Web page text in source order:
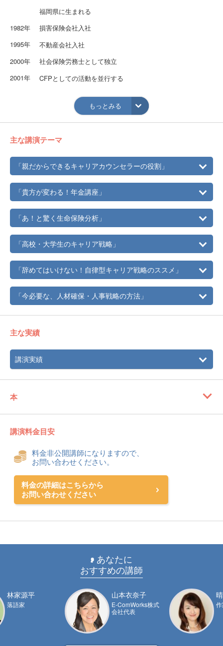
福岡県に生まれる
1982年
損害保険会社入社
1995年
不動産会社入社
2000年
社会保険労務士として独立
2001年
CFPとしての活動を並行する
CDAとしての活動も並行する
もっとみる
主な講演テーマ
「親だからできるキャリアカウンセラーの役割」
「貴方が変わる！年金講座」
「あ！と驚く生命保険分析」
「高校・大学生のキャリア戦略」
「辞めてはいけない！自律型キャリア戦略のススメ」
「今必要な、人材確保・人事戦略の方法」
主な実績
講演実績
本
講演料金目安
料金非公開講師になりますので、
お問い合わせください。
料金の詳細はこちらから
お問い合わせください
あなたに
おすすめの講師
林家源平
落語家
山本衣奈子
E-ComWorks株式
会社代表